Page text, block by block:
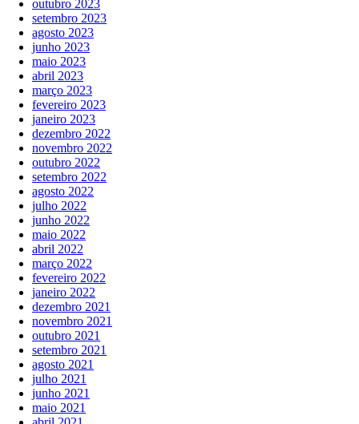
outubro 2023
setembro 2023
agosto 2023
junho 2023
maio 2023
abril 2023
março 2023
fevereiro 2023
janeiro 2023
dezembro 2022
novembro 2022
outubro 2022
setembro 2022
agosto 2022
julho 2022
junho 2022
maio 2022
abril 2022
março 2022
fevereiro 2022
janeiro 2022
dezembro 2021
novembro 2021
outubro 2021
setembro 2021
agosto 2021
julho 2021
junho 2021
maio 2021